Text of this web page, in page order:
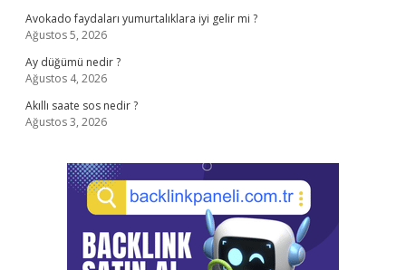
Avokado faydaları yumurtalıklara iyi gelir mi ?
Ağustos 5, 2026
Ay düğümü nedir ?
Ağustos 4, 2026
Akıllı saate sos nedir ?
Ağustos 3, 2026